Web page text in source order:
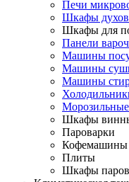
Печи
Шкафы
Шкафы для
Панели
Машины
Машины
Машины
Шкафы
Пароварки
Кофемашины
Плиты
Шкафы